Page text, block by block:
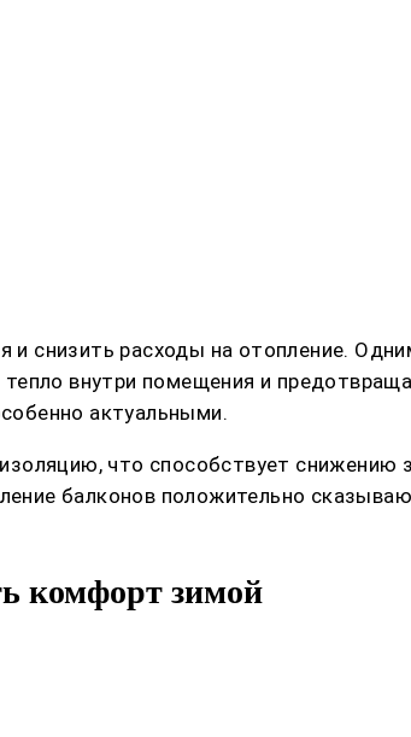
и снизить расходы на отопление.
внутри помещения и
актуальными.
что способствует снижению
балконов положительно
комфорт зимой